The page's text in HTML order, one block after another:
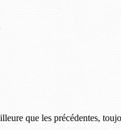
que les précédentes,